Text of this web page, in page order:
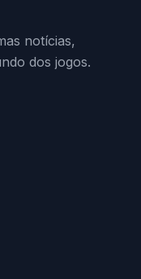
notícias,
dos jogos.